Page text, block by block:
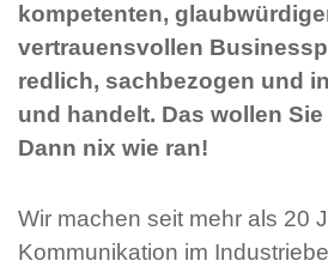
kompetenten,
vertrauensvollen
redlich, sachbezogen und
und handelt. Das wollen
Dann nix wie ran!
Wir machen seit mehr als 20
Kommunikation im